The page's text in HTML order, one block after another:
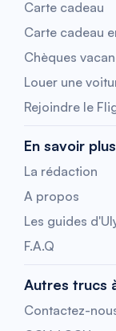
Carte cadeau
Carte cadeau
Chèques
Louer une
Rejoindre le
En savoir plus
La rédaction
A propos
Les guides
F.A.Q
Autres trucs
Contactez-